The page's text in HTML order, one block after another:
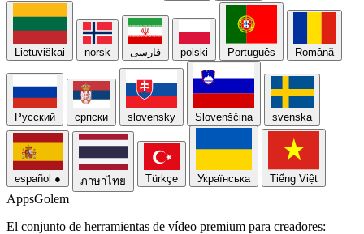
Lietuviškai norsk فارسی polski Português Română
Русский српски slovensky Slovenščina svenska
español ● ภาษาไทย Türkçe Українська Tiếng Việt
AppsGolem
El conjunto de herramientas de vídeo premium para creadores: